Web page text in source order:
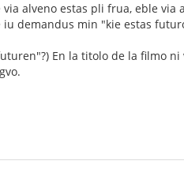
alveno estas pli frua, eble via
demandus min "kie estas
En la titolo de la filmo